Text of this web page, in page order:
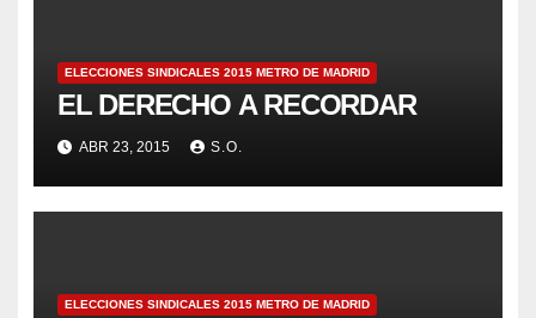
ELECCIONES SINDICALES 2015 METRO DE MADRID
EL DERECHO A RECORDAR
ABR 23, 2015 S.O.
ELECCIONES SINDICALES 2015 METRO DE MADRID